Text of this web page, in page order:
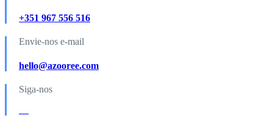
+351 967 556 516
Envie-nos e-mail
hello@azooree.com
Siga-nos